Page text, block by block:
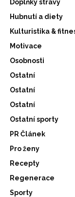
Doplňky stravy
Hubnutí a diety
Kulturistika &
Motivace
Osobnosti
Ostatní
Ostatní
Ostatní
Ostatní sporty
PR Článek
Pro ženy
Recepty
Regenerace
Sporty